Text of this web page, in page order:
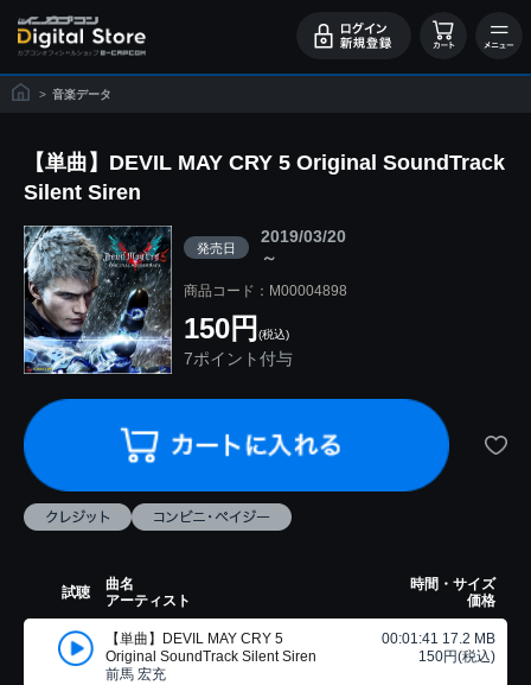
> 音楽データ
【単曲】DEVIL MAY CRY 5 Original SoundTrack
Silent Siren
発売日
2019/03/20
～
商品コード：M00004898
150円 (税込)
7ポイント付与
試聴
曲名
アーティスト
時間・サイズ
価格
【単曲】DEVIL MAY CRY 5
Original SoundTrack Silent Siren
前馬 宏充
00:01:41 17.2 MB
150円(税込)